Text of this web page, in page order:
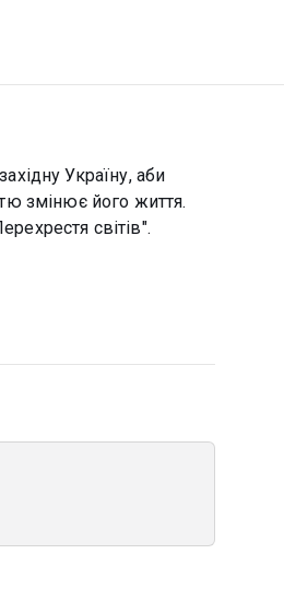
Україну, аби
змінює його життя.
cвітів".